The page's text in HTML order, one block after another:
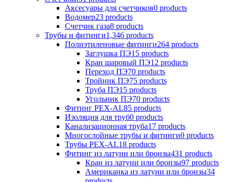
Аксесуары для счетчиков0 products
Водомер23 products
Счетчик газа8 products
Трубы и фитинги1,346 products
Полиэтиленовые фитинги264 products
Заглушка ПЭ15 products
Кран шаровый ПЭ12 products
Переход ПЭ70 products
Тройник ПЭ75 products
Труба ПЭ15 products
Угольник ПЭ70 products
Фитинг PEX-AL85 products
Изоляция для труб0 products
Канализационная труба17 products
Многослойные трубы и фитинги0 products
Трубы PEX-AL18 products
Фитинг из латуни или бронзы431 products
Кран из латуни или бронзы97 products
Американка из латуни или бронзы34